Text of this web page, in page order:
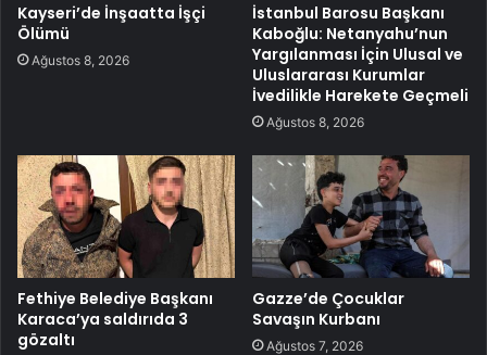
Kayseri’de İnşaatta İşçi
Ölümü
Ağustos 8, 2026
İstanbul Barosu Başkanı
Kaboğlu: Netanyahu’nun
Yargılanması İçin Ulusal ve
Uluslararası Kurumlar
İvedilikle Harekete Geçmeli
Ağustos 8, 2026
Fethiye Belediye Başkanı
Karaca’ya saldırıda 3
gözaltı
Gazze’de Çocuklar
Savaşın Kurbanı
Ağustos 7, 2026